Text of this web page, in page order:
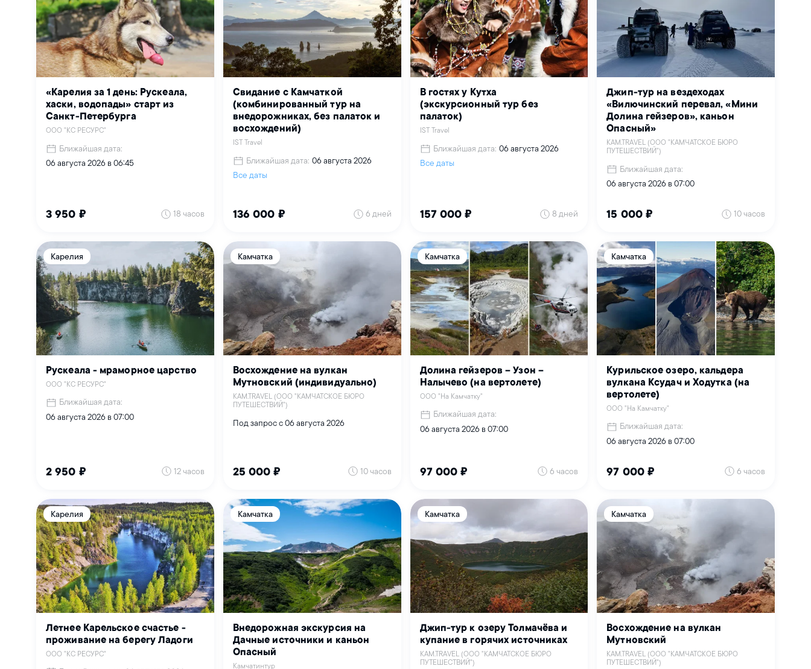
«Карелия за 1 день: Рускеала,
хаски, водопады» старт из
Санкт-Петербурга
ООО "КС РЕСУРС"
Ближайшая дата:
06 августа 2026 в 06:45
3 950 ₽ 18 часов
Свидание с Камчаткой
(комбинированный тур на
внедорожниках, без палаток и
восхождений)
IST Travel
Ближайшая дата: 06 августа 2026
Все даты
136 000 ₽ 6 дней
В гостях у Кутха
(экскурсионный тур без
палаток)
IST Travel
Ближайшая дата: 06 августа 2026
Все даты
157 000 ₽ 8 дней
Джип-тур на вездеходах
«Вилючинский перевал, «Мини
Долина гейзеров», каньон
Опасный»
KAM.TRAVEL (ООО "КАМЧАТСКОЕ БЮРО
ПУТЕШЕСТВИЙ")
Ближайшая дата:
06 августа 2026 в 07:00
15 000 ₽ 10 часов
Карелия
Рускеала - мраморное царство
ООО "КС РЕСУРС"
Ближайшая дата:
06 августа 2026 в 07:00
2 950 ₽ 12 часов
Камчатка
Восхождение на вулкан
Мутновский (индивидуально)
KAM.TRAVEL (ООО "КАМЧАТСКОЕ БЮРО
ПУТЕШЕСТВИЙ")
Под запрос с 06 августа 2026
25 000 ₽ 10 часов
Камчатка
Долина гейзеров – Узон –
Налычево (на вертолете)
ООО "На Камчатку"
Ближайшая дата:
06 августа 2026 в 07:00
97 000 ₽ 6 часов
Камчатка
Курильское озеро, кальдера
вулкана Ксудач и Ходутка (на
вертолете)
ООО "На Камчатку"
Ближайшая дата:
06 августа 2026 в 07:00
97 000 ₽ 6 часов
Карелия
Летнее Карельское счастье -
проживание на берегу Ладоги
ООО "КС РЕСУРС"
Камчатка
Внедорожная экскурсия на
Дачные источники и каньон
Опасный
Камчатинтур
Камчатка
Джип-тур к озеру Толмачёва и
купание в горячих источниках
KAM.TRAVEL (ООО "КАМЧАТСКОЕ БЮРО
ПУТЕШЕСТВИЙ")
Камчатка
Восхождение на вулкан
Мутновский
KAM.TRAVEL (ООО "КАМЧАТСКОЕ БЮРО
ПУТЕШЕСТВИЙ")